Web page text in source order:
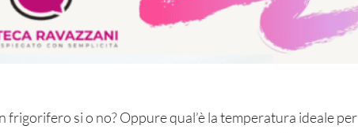
frigorifero si o no? Oppure qual’è la temperatura ideale per